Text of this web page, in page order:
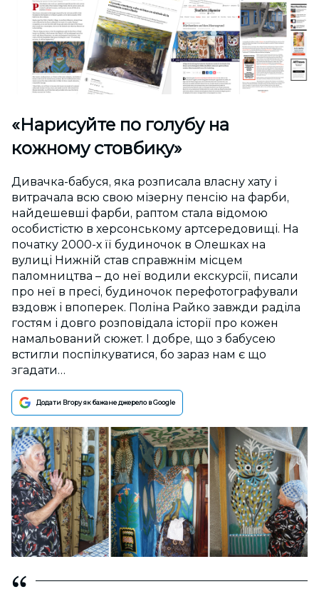
«Нарисуйте по голубу на
кожному стовбику»
Дивачка-бабуся, яка розписала власну хату і
витрачала всю свою мізерну пенсію на фарби,
найдешевші фарби, раптом стала відомою
особистістю в херсонському артсередовищі. На
початку 2000-х її будиночок в Олешках на
вулиці Нижній став справжнім місцем
паломництва – до неї водили екскурсії, писали
про неї в пресі, будиночок перефотографували
вздовж і впоперек. Поліна Райко завжди раділа
гостям і довго розповідала історії про кожен
намальований сюжет. І добре, що з бабусею
встигли поспілкуватися, бо зараз нам є що
згадати…
Додати Вгору як бажане джерело в Google